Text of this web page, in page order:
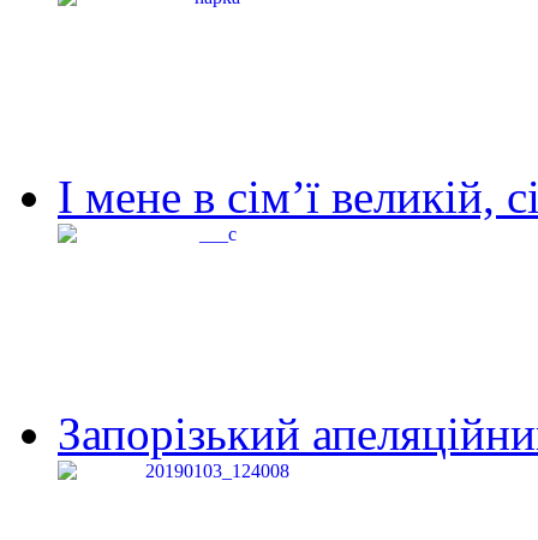
І мене в сім’ї великій,
Запорізький